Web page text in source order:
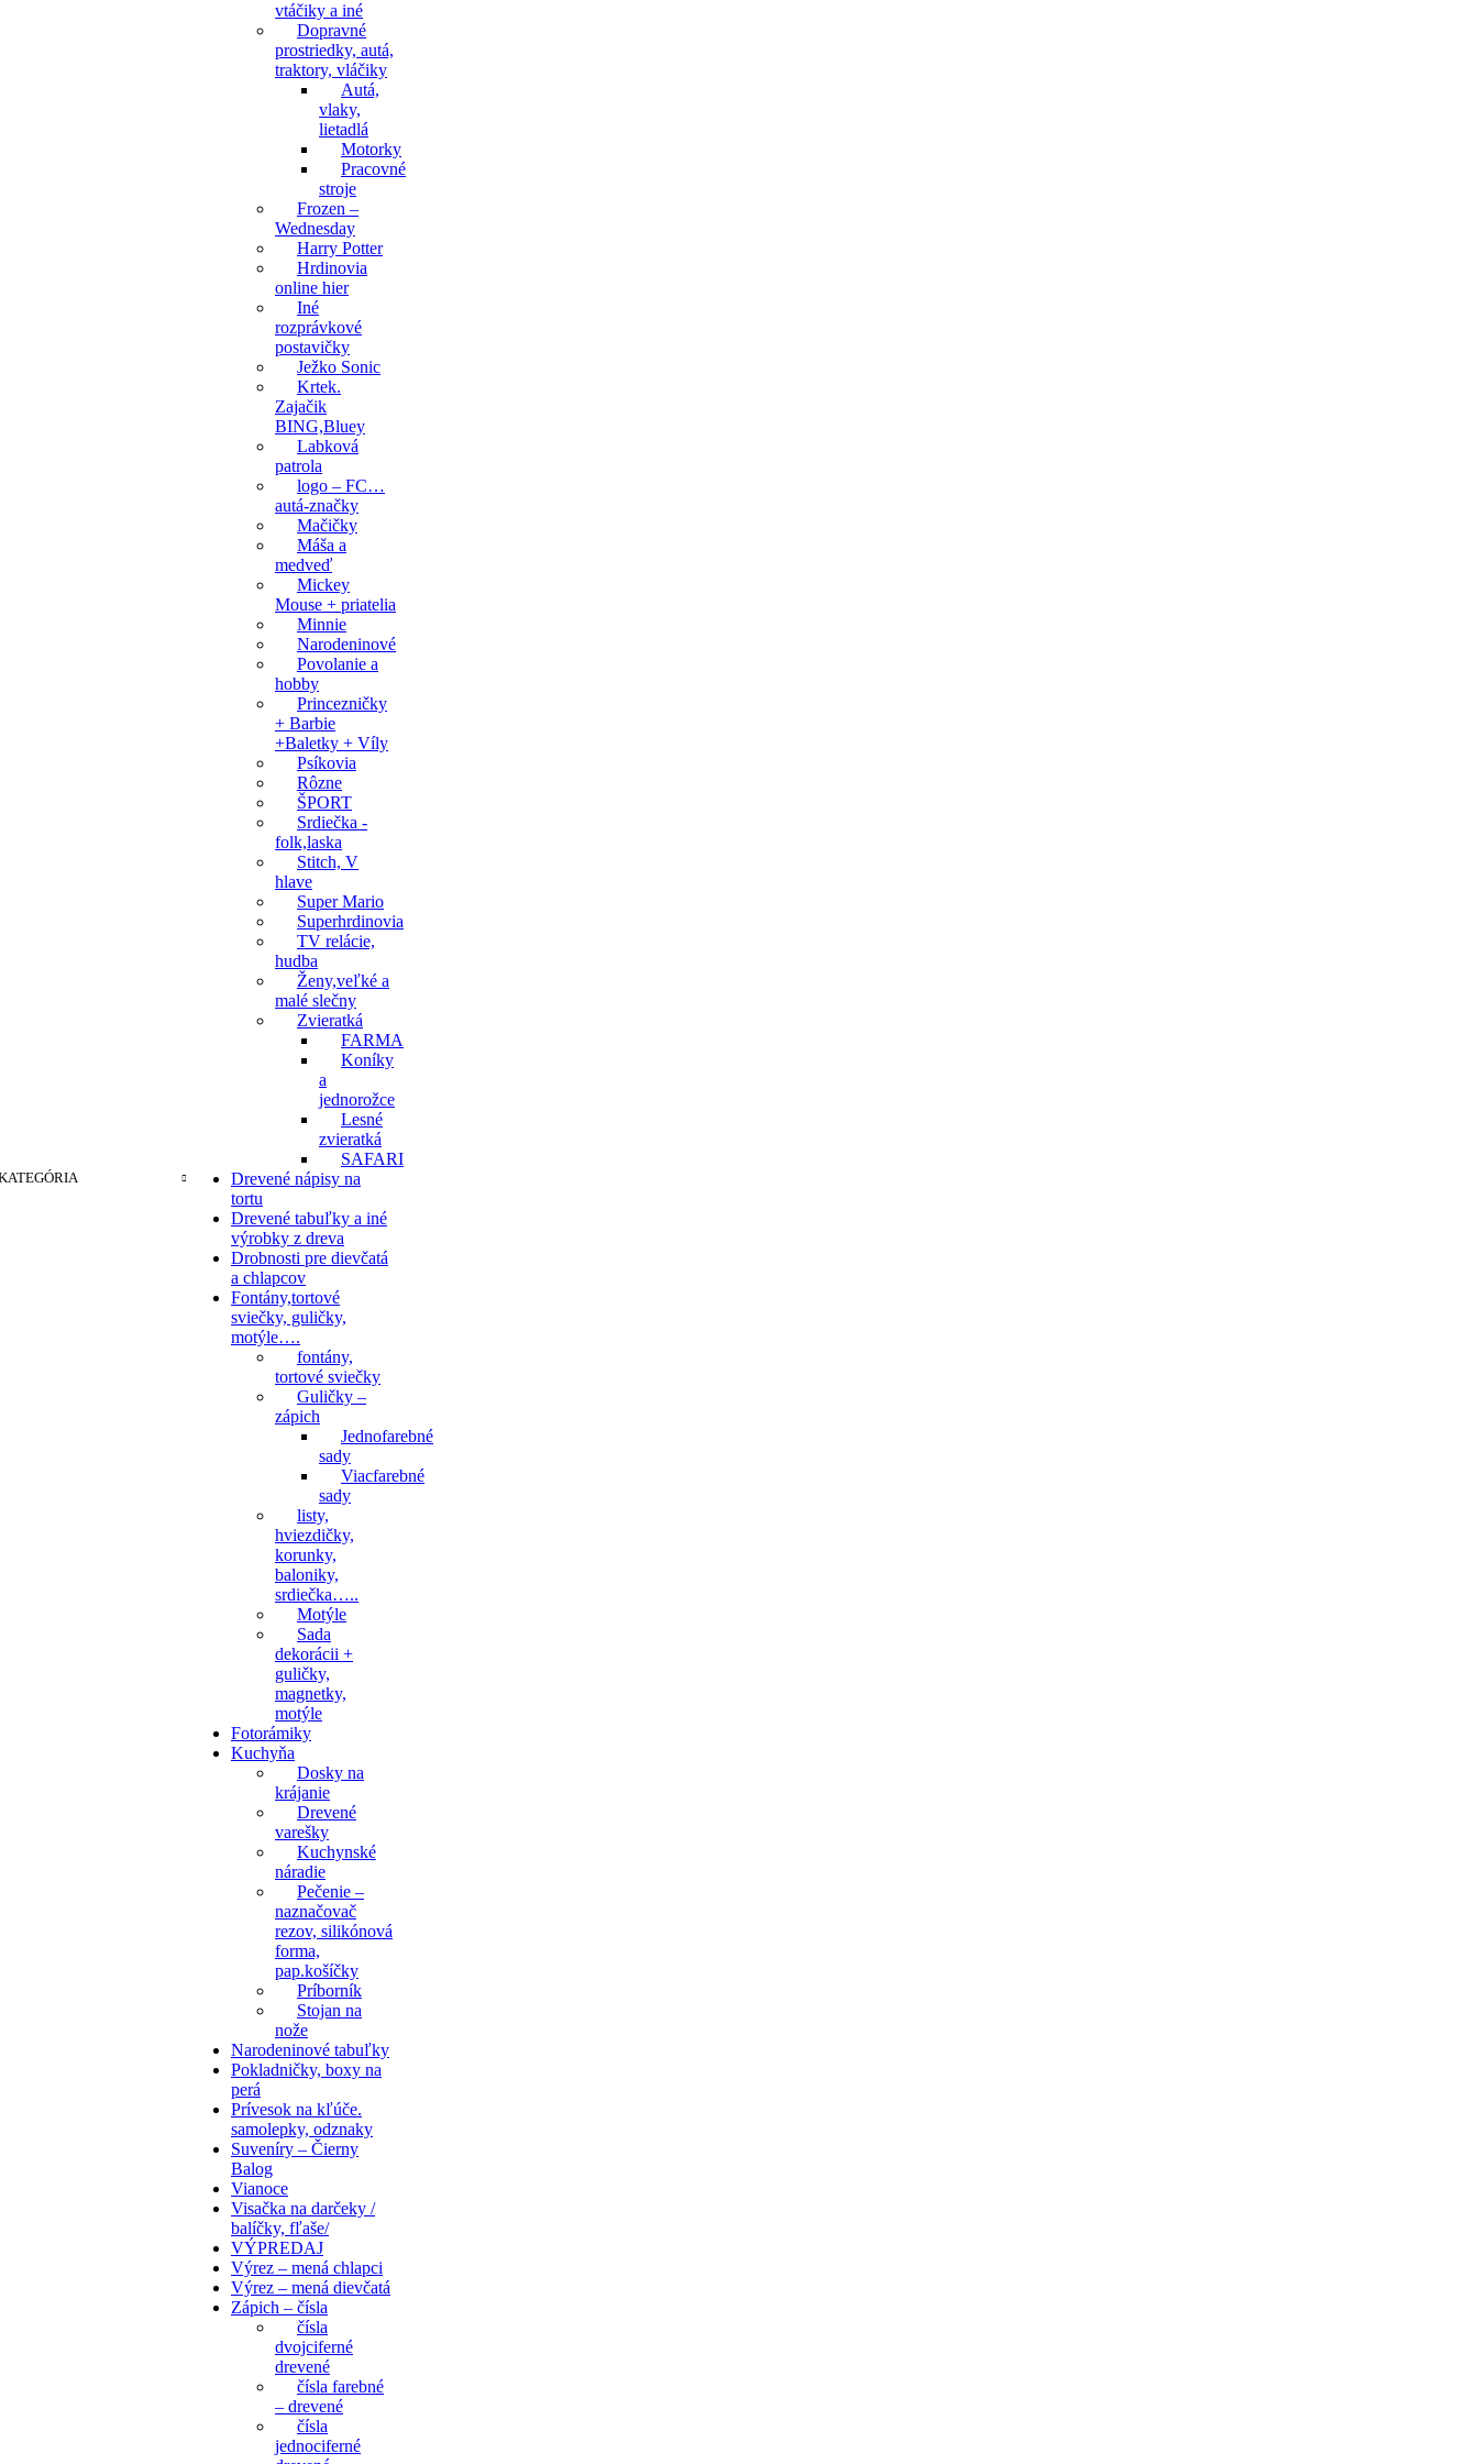
vtáčiky a iné
Dopravné
prostriedky, autá,
traktory, vláčiky
Autá,
vlaky,
lietadlá
Motorky
Pracovné
stroje
Frozen –
Wednesday
Harry Potter
Hrdinovia
online hier
Iné
rozprávkové
postavičky
Ježko Sonic
Krtek.
Zajačik
BING,Bluey
Labková
patrola
logo – FC…
autá-značky
Mačičky
Máša a
medveď
Mickey
Mouse + priatelia
Minnie
Narodeninové
Povolanie a
hobby
Princezničky
+ Barbie
+Baletky + Víly
Psíkovia
Rôzne
ŠPORT
Srdiečka -
folk,laska
Stitch, V
hlave
Super Mario
Superhrdinovia
TV relácie,
hudba
Ženy,veľké a
malé slečny
Zvieratká
FARMA
Koníky
a
jednorožce
Lesné
zvieratká
SAFARI
Drevené nápisy na
tortu
Drevené tabuľky a iné
výrobky z dreva
Drobnosti pre dievčatá
a chlapcov
Fontány,tortové
sviečky, guličky,
motýle….
fontány,
tortové sviečky
Guličky –
zápich
Jednofarebné
sady
Viacfarebné
sady
listy,
hviezdičky,
korunky,
baloniky,
srdiečka…..
Motýle
Sada
dekorácii +
guličky,
magnetky,
motýle
Fotorámiky
Kuchyňa
Dosky na
krájanie
Drevené
varešky
Kuchynské
náradie
Pečenie –
naznačovač
rezov, silikónová
forma,
pap.košíčky
Príborník
Stojan na
nože
Narodeninové tabuľky
Pokladničky, boxy na
perá
Prívesok na kľúče.
samolepky, odznaky
Suveníry – Čierny
Balog
Vianoce
Visačka na darčeky /
balíčky, fľaše/
VÝPREDAJ
Výrez – mená chlapci
Výrez – mená dievčatá
Zápich – čísla
čísla
dvojciferné
drevené
čísla farebné
– drevené
čísla
jednociferné